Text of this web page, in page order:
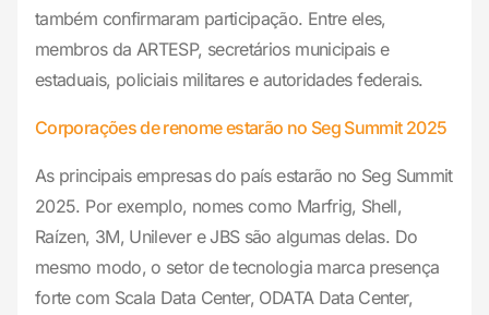
também confirmaram participação. Entre eles,
membros da ARTESP, secretários municipais e
estaduais, policiais militares e autoridades federais.
Corporações de renome estarão no Seg Summit 2025
As principais empresas do país estarão no Seg Summit
2025. Por exemplo, nomes como Marfrig, Shell,
Raízen, 3M, Unilever e JBS são algumas delas. Do
mesmo modo, o setor de tecnologia marca presença
forte com Scala Data Center, ODATA Data Center,